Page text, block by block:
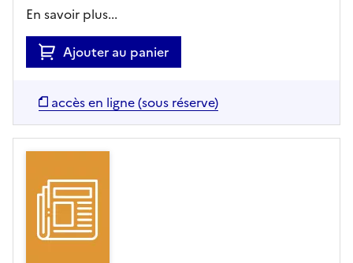
En savoir plus...
Ajouter au panier
accès en ligne (sous réserve)